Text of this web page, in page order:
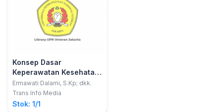
Konsep Dasar
Keperawatan Kesehatan
Jiwa
Ermawati Dalami, S.Kp; dkk.
Trans Info Media
Stok: 1/1